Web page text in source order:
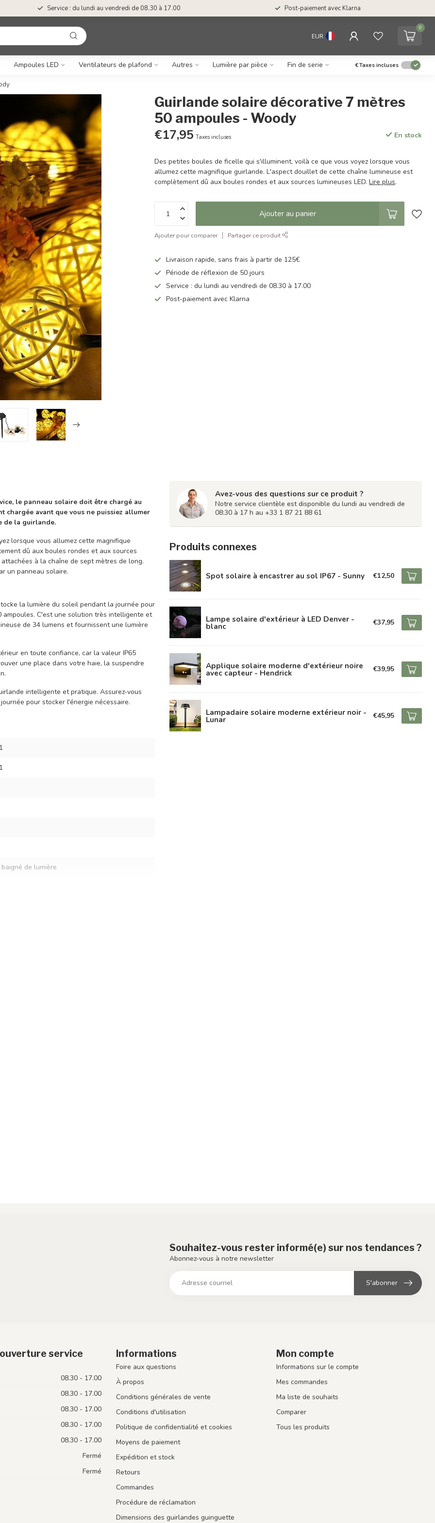
Service : du lundi au vendredi de 08.30 à 17.00 Post-paiement avec Klarna
EUR
0
Ampoules LED Ventilateurs de plafond Autres Lumière par pièce Fin de serie €Taxes incluses
Guirlande solaire décorative 7 mètres
50 ampoules - Woody
€17,95 Taxes incluses En stock
Des petites boules de ficelle qui s'illuminent, voilà ce que vous voyez lorsque vous
allumez cette magnifique guirlande. L'aspect douillet de cette chaîne lumineuse est
complètement dû aux boules rondes et aux sources lumineuses LED.Lire plus.
Ajouter au panier
Ajouter pour comparer Partager ce produit
Livraison rapide, sans frais à partir de 125€
Période de réflexion de 50 jours
Service : du lundi au vendredi de 08.30 à 17.00
Post-paiement avec Klarna
le panneau solaire doit être chargé au
avant que vous ne puissiez allumer
de la guirlande.
lorsque vous allumez cette magnifique
dû aux boules rondes et aux sources
à la chaîne de sept mètres de long.
un panneau solaire.
la lumière du soleil pendant la journée pour
C'est une solution très intelligente et
de 34 lumens et fournissent une lumière
en toute confiance, car la valeur IP65
une place dans votre haie, la suspendre
intelligente et pratique. Assurez-vous
pour stocker l'énergie nécessaire.
de lumière
Avez-vous des questions sur ce produit ?
Notre service clientèle est disponible du lundi au vendredi de
08:30 à 17 h au +33 1 87 21 88 61
Produits connexes
Spot solaire à encastrer au sol IP67 - Sunny €12,50
Lampe solaire d'extérieur à LED Denver -
blanc €37,95
Applique solaire moderne d'extérieur noire
avec capteur - Hendrick €39,95
Lampadaire solaire moderne extérieur noir -
Lunar €45,95
Souhaitez-vous rester informé(e) sur nos tendances ?
Abonnez-vous à notre newsletter
S'abonner
service
08.30 - 17.00
08.30 - 17.00
08.30 - 17.00
08.30 - 17.00
08.30 - 17.00
Fermé
Fermé
Informations
Foire aux questions
À propos
Conditions générales de vente
Conditions d'utilisation
Politique de confidentialité et cookies
Moyens de paiement
Expédition et stock
Retours
Commandes
Procédure de réclamation
Dimensions des guirlandes guinguette
Mon compte
Informations sur le compte
Mes commandes
Ma liste de souhaits
Comparer
Tous les produits